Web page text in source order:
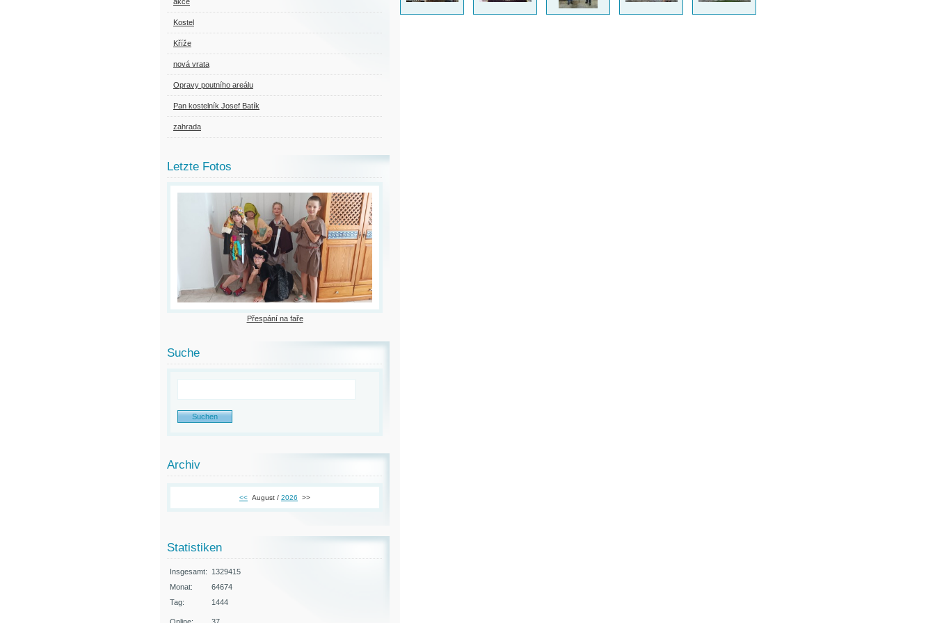
Kostel
Kříže
nová vrata
Opravy poutního areálu
Pan kostelník Josef Batík
zahrada
Letzte Fotos
Přespání na faře
Suche
Archiv
<< August / 2026 >>
Statistiken
Insgesamt:
1329415
Monat:
64674
Tag:
1444